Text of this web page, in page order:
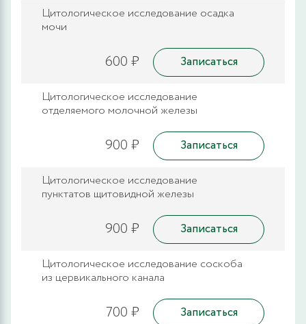
Цитологическое исследование осадка
мочи
600 ₽ Записаться
Цитологическое исследование
отделяемого молочной железы
900 ₽ Записаться
Цитологическое исследование
пунктатов щитовидной железы
900 ₽ Записаться
Цитологическое исследование соскоба
из цервикального канала
700 ₽ Записаться